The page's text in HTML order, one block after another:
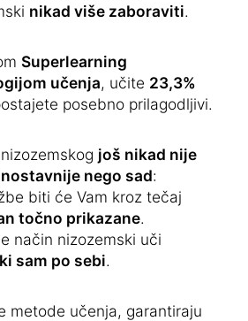
nikad više zaboraviti.
Superlearning
učenja, učite 23,3%
posebno prilagodljivi.
još nikad nije
nego sad:
biti će Vam kroz tečaj
točno prikazane.
način nizozemski uči
sam po sebi.
metode učenja, garantiraju